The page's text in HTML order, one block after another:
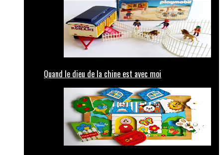
Quand le dieu de la chine est avec moi